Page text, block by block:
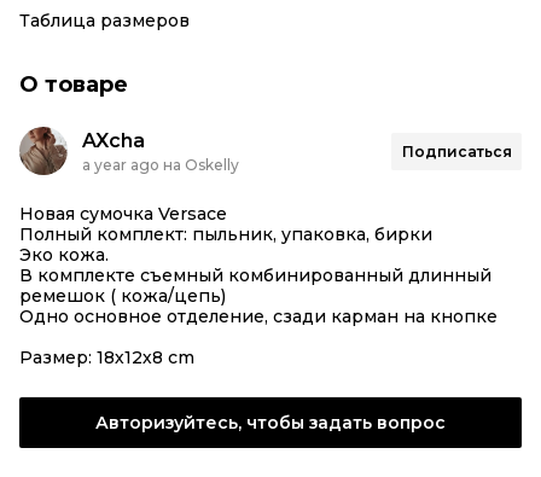
Таблица размеров
О товаре
AXcha
a year ago на Oskelly
Подписаться
Новая сумочка Versace
Полный комплект: пыльник, упаковка, бирки
Эко кожа.
В комплекте съемный комбинированный длинный
ремешок ( кожа/цепь)
Одно основное отделение, сзади карман на кнопке
Размер: 18х12х8 cm
Авторизуйтесь, чтобы задать вопрос